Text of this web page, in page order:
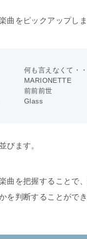
曲をピックアップしま
何も言えなくて・
MARIONETTE
前前前世
Glass
びます。
曲を把握することで
を判断することができ